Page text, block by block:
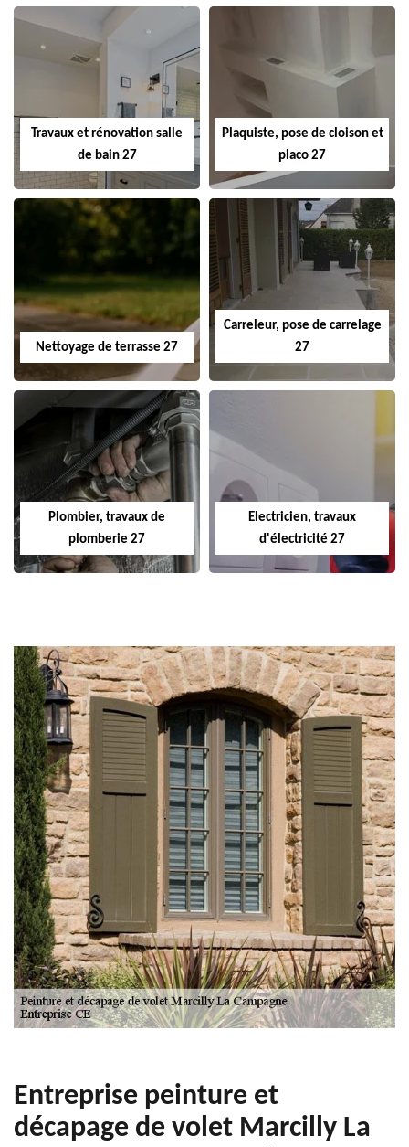
Travaux et rénovation salle
de bain 27
Plaquiste, pose de cloison et
placo 27
Nettoyage de terrasse 27
Carreleur, pose de carrelage
27
Plombier, travaux de
plomberie 27
Electricien, travaux
d'électricité 27
Entreprise peinture et
décapage de volet Marcilly La